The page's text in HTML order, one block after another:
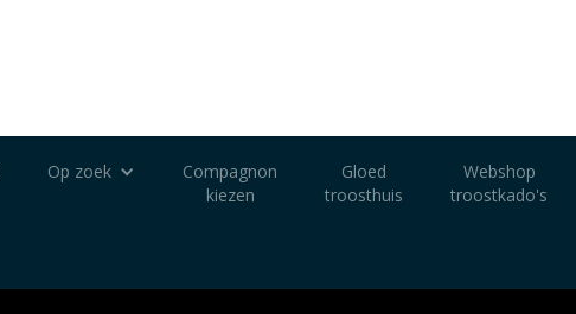
Op zoek
Compagnon
kiezen
Gloed
troosthuis
Webshop
troostkado's